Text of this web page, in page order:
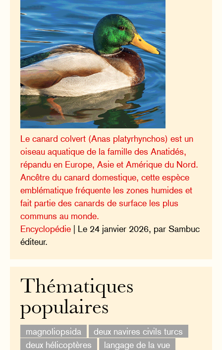
Le canard colvert (Anas platyrhynchos) est un
oiseau aquatique de la famille des Anatidés,
répandu en Europe, Asie et Amérique du Nord.
Ancêtre du canard domestique, cette espèce
emblématique fréquente les zones humides et
fait partie des canards de surface les plus
communs au monde.
Encyclopédie | Le 24 janvier 2026, par Sambuc
éditeur.
Thématiques
populaires
magnoliopsida
deux navires civils turcs
deux hélicoptères
langage de la vue